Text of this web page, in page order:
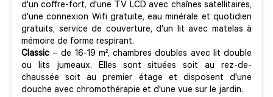
d'un coffre-fort, d'une TV LCD avec chaînes satellitaires,
d'une connexion Wifi gratuite, eau minérale et quotidien
gratuits, service de couverture, d'un lit avec matelas à
mémoire de forme respirant.
Classic – de 16-19 m², chambres doubles avec lit double
ou lits jumeaux. Elles sont situées soit au rez-de-
chaussée soit au premier étage et disposent d'une
douche avec chromothérapie et d'une vue sur le jardin.